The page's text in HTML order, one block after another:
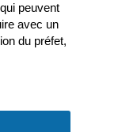
peuvent
avec un
du préfet,